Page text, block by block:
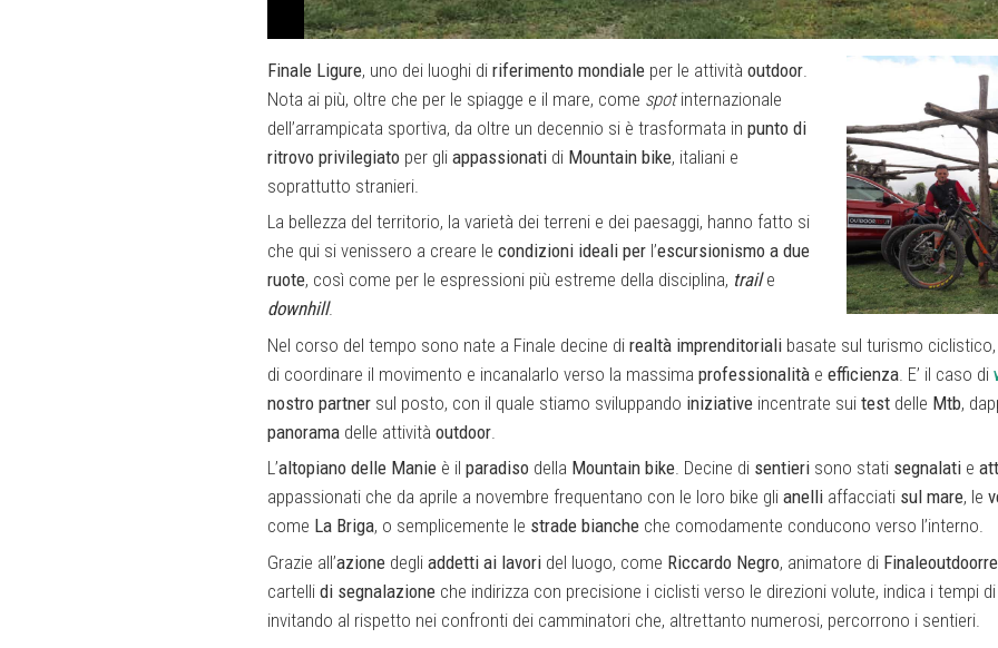
Finale Ligure, uno dei luoghi di riferimento mondiale per le attività outdoor.
Nota ai più, oltre che per le spiagge e il mare, come spotinternazionale
dell’arrampicata sportiva, da oltre un decennio si è trasformata in punto di
ritrovo privilegiato per gli appassionati di Mountain bike, italiani e
soprattutto stranieri.
La bellezza del territorio, la varietà dei terreni e dei paesaggi, hanno fatto si
che qui si venissero a creare le condizioni ideali per l’escursionismo a due
ruote, così come per le espressioni più estreme della disciplina, traile
downhill.
Nel corso del tempo sono nate a Finale decine di realtà imprenditoriali basate sul turismo
di coordinare il movimento e incanalarlo verso la massima professionalità e efficienza . E’ il caso di
nostro partner sul posto, con il quale stiamo sviluppando iniziative incentrate sui test delle Mtb,
panorama delle attività outdoor
L’altopiano delle Manie è il paradiso della Mountain bike. Decine di sentieri sono stati segnalati e
appassionati che da aprile a novembre frequentano con le loro bike gli anelli affacciati sul mare, le
come La Briga, o semplicemente le strade bianche che comodamente conducono verso l’interno.
Grazie all’azione degli addetti ai lavori del luogo, come Riccardo Negro, animatore di
cartelli di segnalazione che indirizza con precisione i ciclisti verso le direzioni volute, indica i tempi
invitando al rispetto nei confronti dei camminatori che, altrettanto numerosi, percorrono i sentieri.